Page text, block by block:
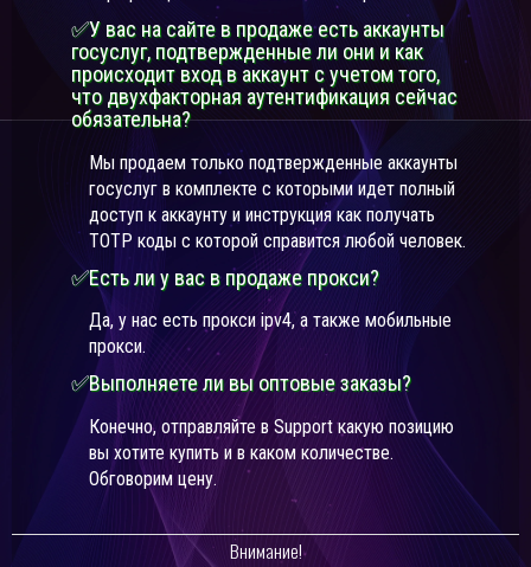
✅У вас на сайте в продаже есть аккаунты
госуслуг, подтвержденные ли они и как
происходит вход в аккаунт с учетом того,
что двухфакторная аутентификация сейчас
обязательна?
Мы продаем только подтвержденные аккаунты
госуслуг в комплекте с которыми идет полный
доступ к аккаунту и инструкция как получать
TOTP коды с которой справится любой человек.
✅Есть ли у вас в продаже прокси?
Да, у нас есть прокси ipv4, а также мобильные
прокси.
✅Выполняете ли вы оптовые заказы?
Конечно, отправляйте в Support какую позицию
вы хотите купить и в каком количестве.
Обговорим цену.
Внимание!